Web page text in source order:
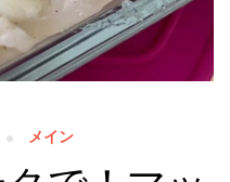
メイン